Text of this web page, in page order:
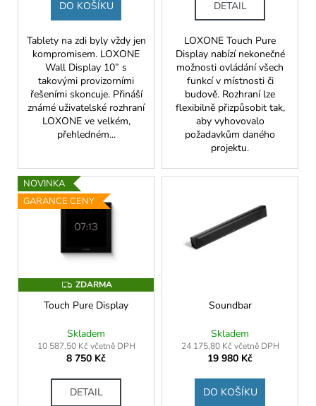
DO KOŠÍKU
Tablety na zdi byly vždy jen
kompromisem. LOXONE
Wall Display 10” s
takovými provizorními
řešeními skoncuje. Přináší
známé uživatelské rozhraní
LOXONE ve velkém,
přehledném...
DETAIL
LOXONE Touch Pure
Display nabízí nekonečné
možnosti ovládání všech
funkcí v místnosti či
budově. Rozhraní lze
flexibilně přizpůsobit tak,
aby vyhovovalo
požadavkům daného
projektu.
NOVINKA
GARANCE CENY
Z
D
A
A
ZDARMA
Touch Pure Display
Skladem
10 587,50 Kč včetně DPH
8 750 Kč
DETAIL
Soundbar
Skladem
24 175,80 Kč včetně DPH
19 980 Kč
DO KOŠÍKU